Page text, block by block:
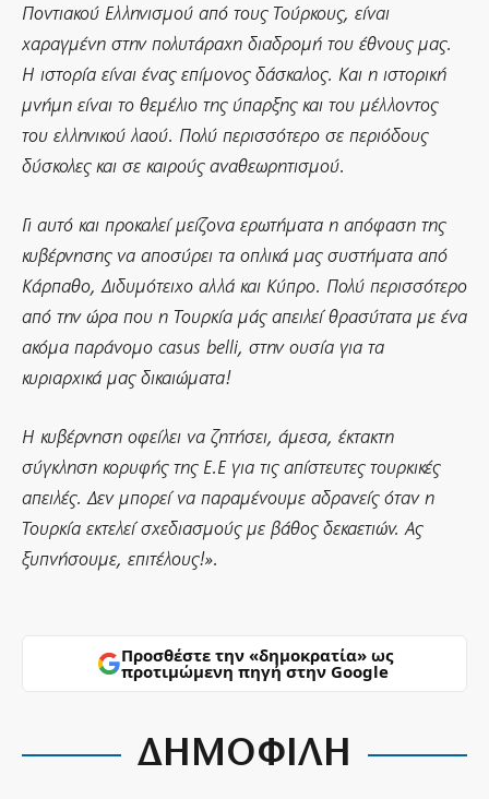
Ποντιακού Ελληνισμού από τους Τούρκους, είναι
χαραγμένη στην πολυτάραχη διαδρομή του έθνους μας.
Η ιστορία είναι ένας επίμονος δάσκαλος. Και η ιστορική
μνήμη είναι το θεμέλιο της ύπαρξης και του μέλλοντος
του ελληνικού λαού. Πολύ περισσότερο σε περιόδους
δύσκολες και σε καιρούς αναθεωρητισμού.
Γι αυτό και προκαλεί μείζονα ερωτήματα η απόφαση της
κυβέρνησης να αποσύρει τα οπλικά μας συστήματα από
Κάρπαθο, Διδυμότειχο αλλά και Κύπρο. Πολύ περισσότερο
από την ώρα που η Τουρκία μάς απειλεί θρασύτατα με ένα
ακόμα παράνομο casus belli, στην ουσία για τα
κυριαρχικά μας δικαιώματα!
Η κυβέρνηση οφείλει να ζητήσει, άμεσα, έκτακτη
σύγκληση κορυφής της Ε.Ε για τις απίστευτες τουρκικές
απειλές. Δεν μπορεί να παραμένουμε αδρανείς όταν η
Τουρκία εκτελεί σχεδιασμούς με βάθος δεκαετιών. Ας
ξυπνήσουμε, επιτέλους!».
Προσθέστε την «δημοκρατία» ως
προτιμώμενη πηγή στην Google
ΔΗΜΟΦΙΛΗ